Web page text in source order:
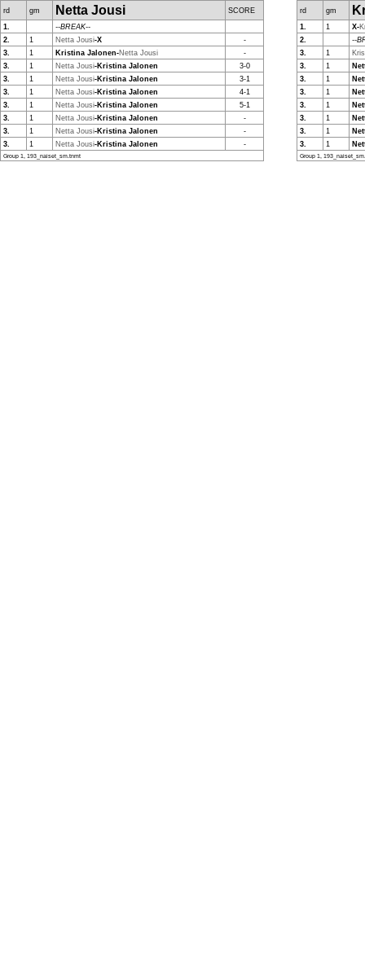
rd gm Netta Jousi
SCORE
1.
--BREAK--
2.
1 Netta Jousi-X
-
3.
1 Kristina Jalonen-Netta Jousi
-
3.
1 Netta Jousi-Kristina Jalonen
3-0
3.
1 Netta Jousi-Kristina Jalonen
3-1
3.
1 Netta Jousi-Kristina Jalonen
4-1
3.
1 Netta Jousi-Kristina Jalonen
5-1
3.
1 Netta Jousi-Kristina Jalonen
-
3.
1 Netta Jousi-Kristina Jalonen
-
3.
1 Netta Jousi-Kristina Jalonen -
Group 1, 193_naiset_sm.tnmt
rd gm
1. 1 X-
2.
--
3.
1
3.
1
3.
1
3.
1
3.
1
3.
1
3.
1
3.
1
Group 1,